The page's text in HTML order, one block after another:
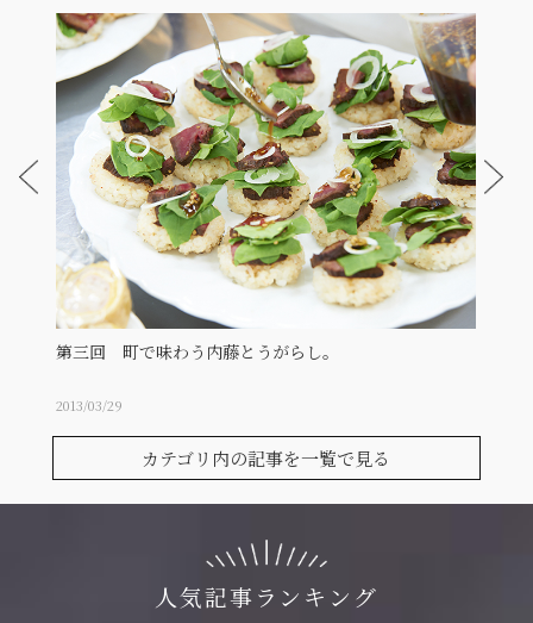
第三回 町で味わう内藤とうがらし。
2013/03/29
カテゴリ内の記事を一覧で見る
人気記事ランキング